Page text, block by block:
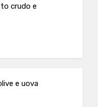
crudo e
e uova